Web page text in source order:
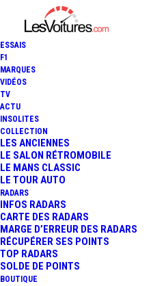
ESSAIS
F1
MARQUES
VIDÉOS
TV
ACTU
INSOLITES
COLLECTION
LES ANCIENNES
LE SALON RÉTROMOBILE
LE MANS CLASSIC
LE TOUR AUTO
RADARS
INFOS RADARS
CARTE DES RADARS
MARGE D’ERREUR DES RADARS
RÉCUPÉRER SES POINTS
TOP RADARS
SOLDE DE POINTS
BOUTIQUE
F1 : OSCAR
BIEN DEUX
2 Minutes